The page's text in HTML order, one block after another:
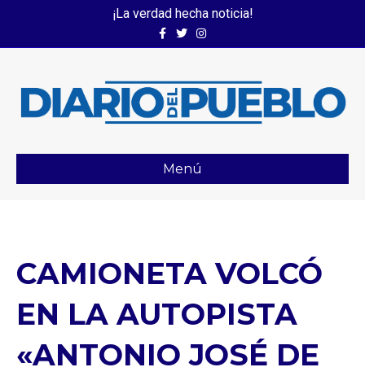
¡La verdad hecha noticia!
FacebookTwitterInstagram
Menú
CAMIONETA VOLCÓ
EN LA AUTOPISTA
«ANTONIO JOSÉ DE